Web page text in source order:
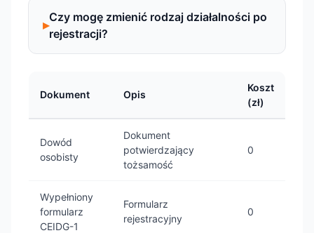
Czy mogę zmienić rodzaj działalności po
rejestracji?
Dokument Opis
Koszt
(zł)
Dowód
osobisty
Dokument
potwierdzający
tożsamość
0
Wypełniony
formularz
CEIDG-1
Formularz
rejestracyjny
0